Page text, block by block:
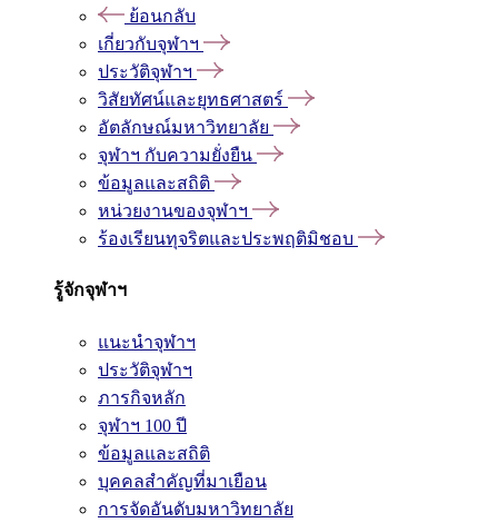
ย้อนกลับ
เกี่ยวกับจุฬาฯ
ประวัติจุฬาฯ
วิสัยทัศน์และยุทธศาสตร์
อัตลักษณ์มหาวิทยาลัย
จุฬาฯ กับความยั่งยืน
ข้อมูลและสถิติ
หน่วยงานของจุฬาฯ
ร้องเรียนทุจริตและประพฤติมิชอบ
รู้จักจุฬาฯ
แนะนำจุฬาฯ
ประวัติจุฬาฯ
ภารกิจหลัก
จุฬาฯ 100 ปี
ข้อมูลและสถิติ
บุคคลสำคัญที่มาเยือน
การจัดอันดับมหาวิทยาลัย